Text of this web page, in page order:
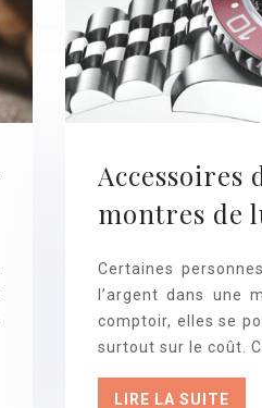
Accessoires
montres de
Certaines
l’argent dans une
comptoir, elles se
surtout sur le coût.
LIRE LA SUITE